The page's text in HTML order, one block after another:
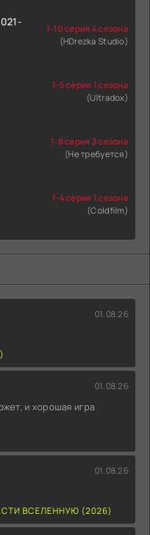
1-10 серия 4 сезона
(HDrezka Studio)
1-5 серия 1 сезона
(Ultradox)
1-8 серия 3 сезона
(Не требуется)
1-4 серия 1 сезона
(Coldfilm)
01.08.26
01.08.26
и хорошая игра
01.08.26
ВСЕЛЕННУЮ (2026)